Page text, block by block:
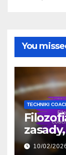
You
TECHNIKI
10/02/